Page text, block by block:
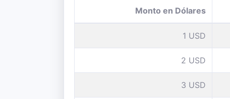
Monto en Dólares
1 USD
2 USD
3 USD